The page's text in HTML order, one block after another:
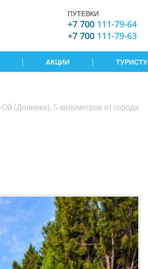
ПУТЕВКИ
+7 700 111-79-64
+7 700 111-79-63
| АКЦИИ | ТУРИСТУ
(Долинка), 5 километров от города